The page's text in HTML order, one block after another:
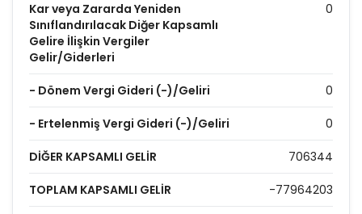
Kar veya Zararda Yeniden
Sınıflandırılacak Diğer Kapsamlı
Gelire İlişkin Vergiler
Gelir/Giderleri
0
- Dönem Vergi Gideri (-)/Geliri 0
- Ertelenmiş Vergi Gideri (-)/Geliri 0
DİĞER KAPSAMLI GELİR 706344
TOPLAM KAPSAMLI GELİR -77964203